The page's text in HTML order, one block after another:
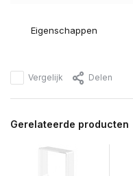
Eigenschappen
Vergelijk Delen
Gerelateerde producten